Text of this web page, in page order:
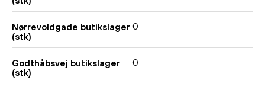
Nørrevoldgade butikslager
(stk)
0
Godthåbsvej butikslager
(stk)
0